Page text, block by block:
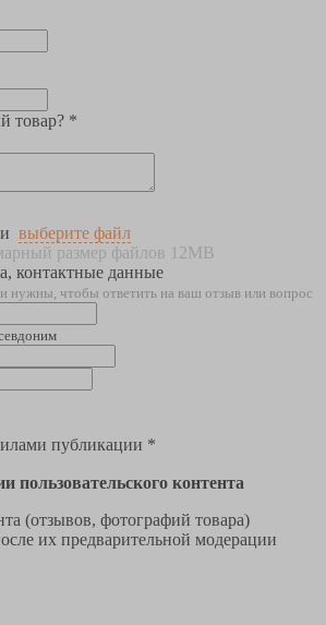
товар? *
выберите файл
размер файлов 12MB
контактные данные
нужны, чтобы ответить на ваш отзыв или вопрос
публикации *
пользовательского контента
(отзывов, фотографий товара)
их предварительной модерации